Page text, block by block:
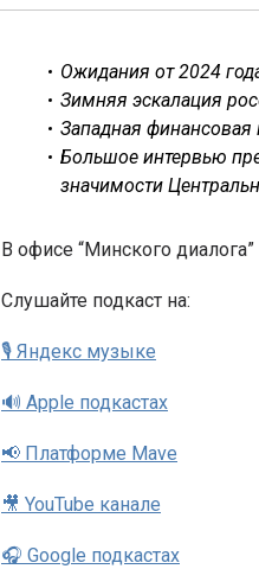
Ожидания от 2024
Зимняя эскалация
Западная
Большое интервью
значимости
В офисе “Минского
Cлушайте подкаст на:
🎙 Яндекс музыке
🔊 Apple подкастах
📢 Платформе Mave
🎥 YouTube канале
🎧 Google подкастах